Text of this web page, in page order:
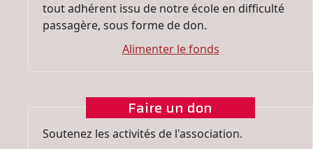
tout adhérent issu de notre école en difficulté
passagère, sous forme de don.
Alimenter le fonds
Faire un don
Soutenez les activités de l'association.